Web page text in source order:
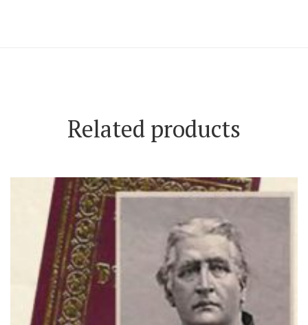
Related products